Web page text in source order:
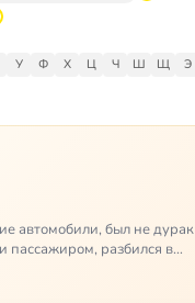
У Ф Х Ц Ч Ш Щ Э
автомобили, был не дурак
пассажиром, разбился в